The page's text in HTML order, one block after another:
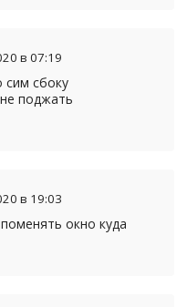
в 07:19
сим сбоку
поджать
в 19:03
окно куда